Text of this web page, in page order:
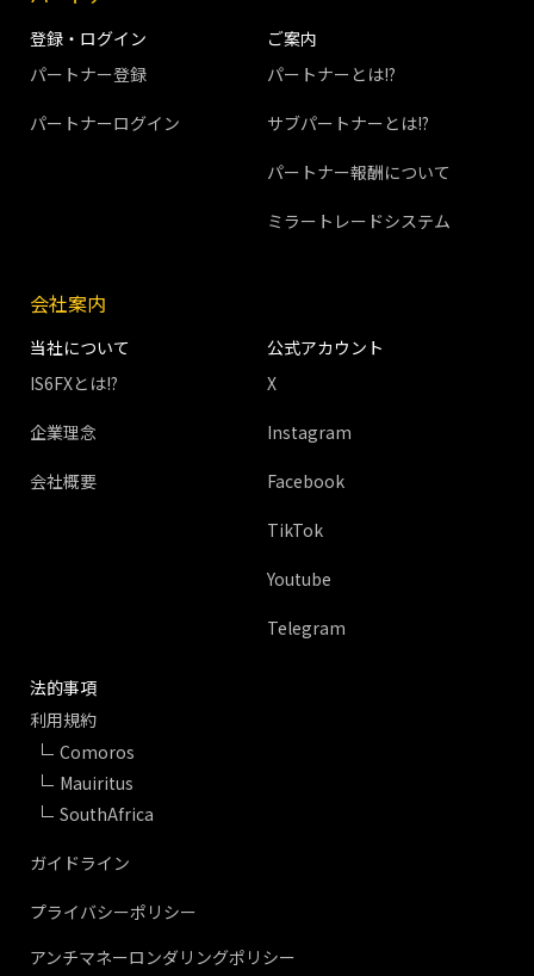
登録・ログイン
パートナー登録
パートナーログイン
ご案内
パートナーとは!?
サブパートナーとは!?
パートナー報酬について
ミラートレードシステム
会社案内
当社について
IS6FXとは!?
企業理念
会社概要
公式アカウント
X
Instagram
Facebook
TikTok
Youtube
Telegram
法的事項
利用規約
Comoros
Mauiritus
SouthAfrica
ガイドライン
プライバシーポリシー
アンチマネーロンダリングポリシー